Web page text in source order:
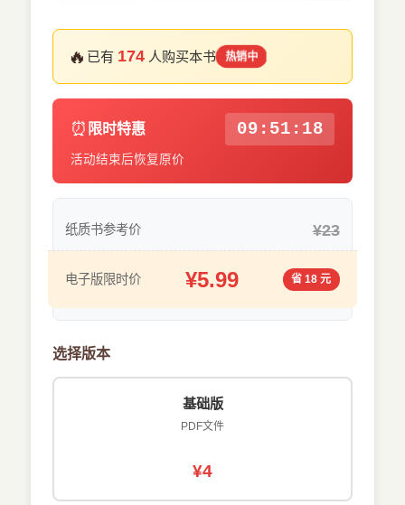
🔥 已有 174 人购买本书 热销中
⏰ 限时特惠 09:51:18
活动结束后恢复原价
纸质书参考价 ¥23
电子版限时价 ¥5.99 省 18 元
选择版本
基础版
PDF文件
¥4